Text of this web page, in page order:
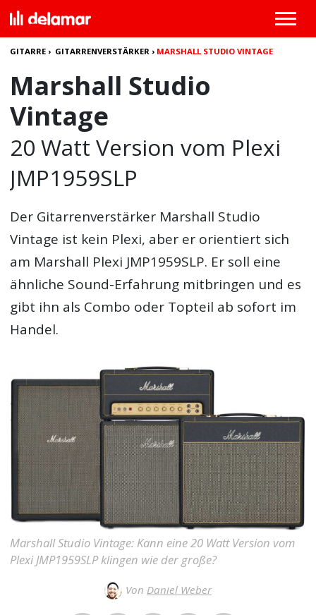
GITARRE › GITARRENVERSTÄRKER › MARSHALL STUDIO VINTAGE
Marshall Studio
Vintage
20 Watt Version vom Plexi
JMP1959SLP
Der Gitarrenverstärker Marshall Studio
Vintage ist kein Plexi, aber er orientiert sich
am Marshall Plexi JMP1959SLP. Er soll eine
ähnliche Sound-Erfahrung mitbringen und es
gibt ihn als Combo oder Topteil ab sofort im
Handel.
Marshall Studio Vintage: Kann eine 20 Watt Version vom
Plexi JMP1959SLP klingen wie der große?
Von Daniel Weber